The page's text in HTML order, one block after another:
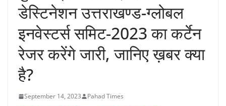
डेस्टिनेशन उत्तराखण्ड-ग्लोबल
इनवेस्टर्स समिट-2023 का कर्टेन
रेजर करेंगे जारी, जानिए ख़बर क्या
है?
September 14, 2023 Pahad Times